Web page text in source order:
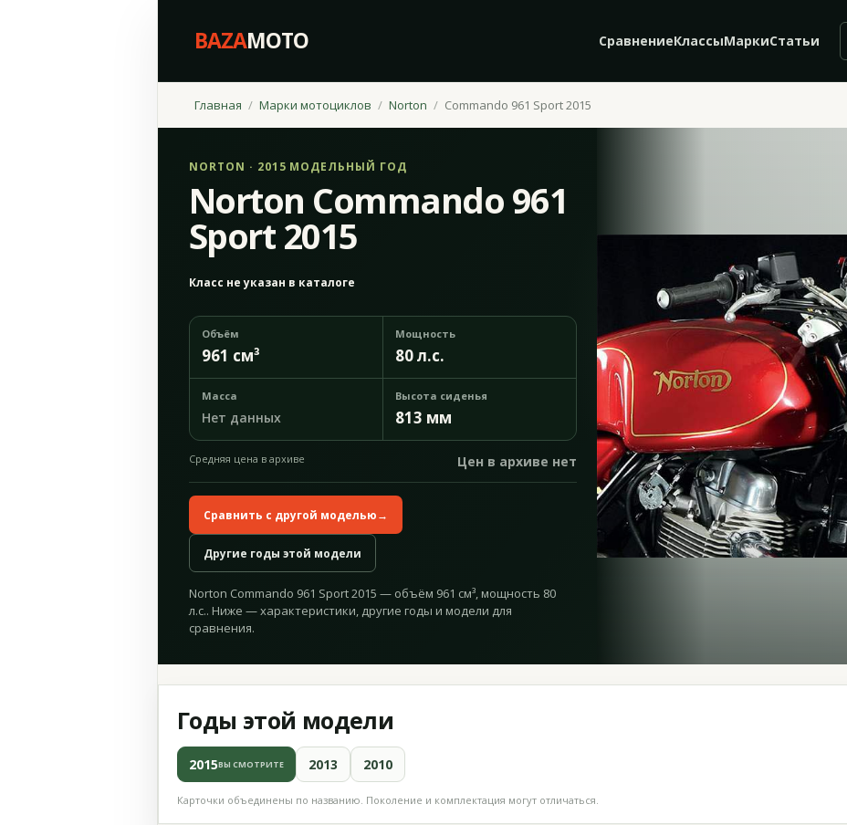
BAZAMOTO СравнениеКлассыМаркиСтатьи
Главная Марки мотоциклов Norton Commando 961 Sport 2015
NORTON · 2015 МОДЕЛЬНЫЙ ГОД
Norton Commando 961
Sport 2015
Класс не указан в каталоге
Объём
961 см³
Мощность
80 л.с.
Масса
Нет данных
Высота сиденья
813 мм
Средняя цена в архиве Цен в архиве нет
Сравнить с другой моделью→
Другие годы этой модели
Norton Commando 961 Sport 2015 — объём 961 см³, мощность 80
л.с.. Ниже — характеристики, другие годы и модели для
сравнения.
Годы этой модели
2015ВЫ СМОТРИТЕ 2013 2010
Карточки объединены по названию. Поколение и комплектация могут отличаться.